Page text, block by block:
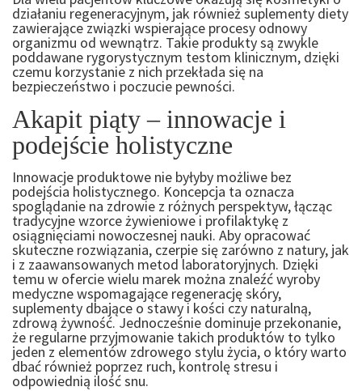
działaniu regeneracyjnym, jak również suplementy diety
zawierające związki wspierające procesy odnowy
organizmu od wewnątrz. Takie produkty są zwykle
poddawane rygorystycznym testom klinicznym, dzięki
czemu korzystanie z nich przekłada się na
bezpieczeństwo i poczucie pewności.
Akapit piąty – innowacje i
podejście holistyczne
Innowacje produktowe nie byłyby możliwe bez
podejścia holistycznego. Koncepcja ta oznacza
spoglądanie na zdrowie z różnych perspektyw, łącząc
tradycyjne wzorce żywieniowe i profilaktykę z
osiągnięciami nowoczesnej nauki. Aby opracować
skuteczne rozwiązania, czerpie się zarówno z natury, jak
i z zaawansowanych metod laboratoryjnych. Dzięki
temu w ofercie wielu marek można znaleźć wyroby
medyczne wspomagające regenerację skóry,
suplementy dbające o stawy i kości czy naturalną,
zdrową żywność. Jednocześnie dominuje przekonanie,
że regularne przyjmowanie takich produktów to tylko
jeden z elementów zdrowego stylu życia, o który warto
dbać również poprzez ruch, kontrolę stresu i
odpowiednią ilość snu.